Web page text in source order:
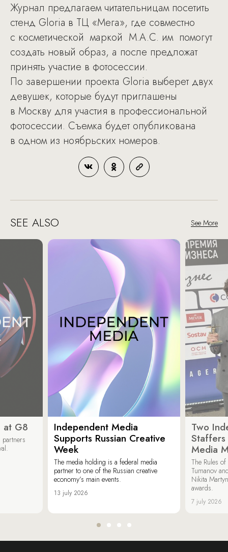
Журнал предлагаем читательницам посетить
стенд Gloria в ТЦ «Мега», где совместно
с косметической маркой M.A.С. им помогут
создать новый образ, а после предложат
принять участие в фотосессии.
По завершении проекта Gloria выберет двух
девушек, которые будут приглашены
в Москву для участия в профессиональной
фотосессии. Съемка будет опубликована
в одном из ноябрьских номеров.
SEE ALSO See More
at G8
Independent Media
Supports Russian Creative
Week
The media holding is a federal media
partner to one of the Russian creative
economy’s main events.
13 july 2026
Two
Media
The Rules
Tumanov
Nikita
awards.
7 july 2026